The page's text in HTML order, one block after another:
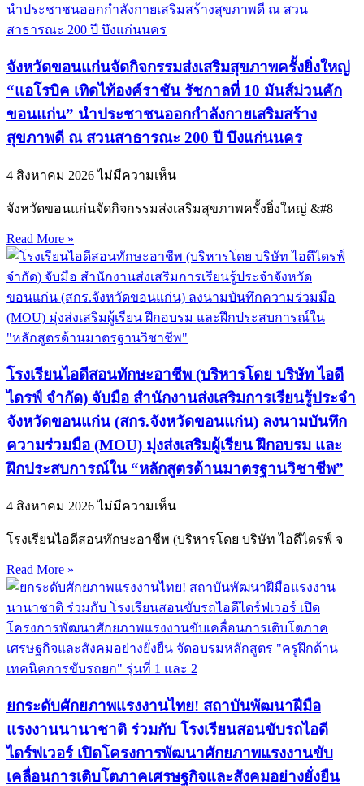
จังหวัดขอนแก่นจัดกิจกรรมส่งเสริมสุขภาพครั้งยิ่งใหญ่
“แอโรบิค เทิดไท้องค์ราชัน รัชกาลที่ 10 มันส์ม่วนคัก
ขอนแก่น” นำประชาชนออกกำลังกายเสริมสร้าง
สุขภาพดี ณ สวนสาธารณะ 200 ปี บึงแก่นนคร
4 สิงหาคม 2026ไม่มีความเห็น
จังหวัดขอนแก่นจัดกิจกรรมส่งเสริมสุขภาพครั้งยิ่งใหญ่ &#8
Read More »
โรงเรียนไอดีสอนทักษะอาชีพ (บริหารโดย บริษัท ไอดี
ไดรฟ์ จำกัด) จับมือ สำนักงานส่งเสริมการเรียนรู้ประจำ
จังหวัดขอนแก่น (สกร.จังหวัดขอนแก่น) ลงนามบันทึก
ความร่วมมือ (MOU) มุ่งส่งเสริมผู้เรียน ฝึกอบรม และ
ฝึกประสบการณ์ใน “หลักสูตรด้านมาตรฐานวิชาชีพ”
4 สิงหาคม 2026ไม่มีความเห็น
โรงเรียนไอดีสอนทักษะอาชีพ (บริหารโดย บริษัท ไอดีไดรฟ์ จ
Read More »
ยกระดับศักยภาพแรงงานไทย! สถาบันพัฒนาฝีมือ
แรงงานนานาชาติ ร่วมกับ โรงเรียนสอนขับรถไอดี
ไดร์ฟเวอร์ เปิดโครงการพัฒนาศักยภาพแรงงานขับ
เคลื่อนการเติบโตภาคเศรษฐกิจและสังคมอย่างยั่งยืน